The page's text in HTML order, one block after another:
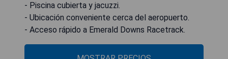
- Piscina cubierta y jacuzzi.
- Ubicación conveniente cerca del aeropuerto.
- Acceso rápido a Emerald Downs Racetrack.